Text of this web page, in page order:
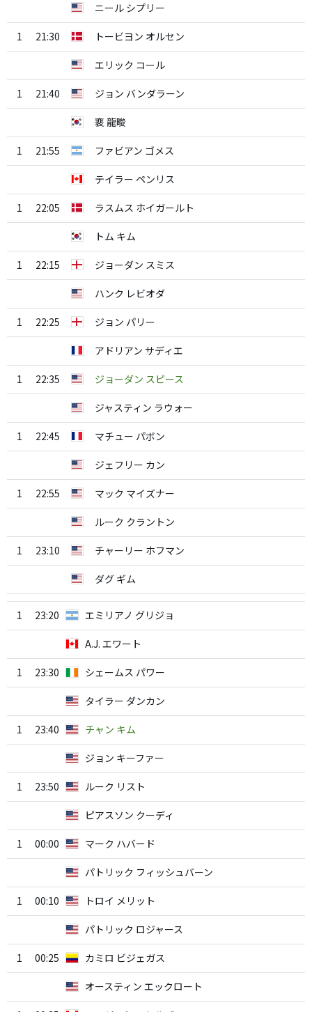
ニール シプリー
1 21:30 トービヨン オルセン
エリック コール
1 21:40 ジョン バンダラーン
裵 龍晙
1 21:55 ファビアン ゴメス
テイラー ペンリス
1 22:05 ラスムス ホイガールト
トム キム
1 22:15 ジョーダン スミス
ハンク レビオダ
1 22:25 ジョン パリー
アドリアン サディエ
1 22:35 ジョーダン スピース
ジャスティン ラウォー
1 22:45 マチュー パボン
ジェフリー カン
1 22:55 マック マイズナー
ルーク クラントン
1 23:10 チャーリー ホフマン
ダグ ギム
1 23:20 エミリアノ グリジョ
A.J. エワート
1 23:30 シェームス パワー
タイラー ダンカン
1 23:40 チャン キム
ジョン キーファー
1 23:50 ルーク リスト
ピアスソン クーディ
1 00:00 マーク ハバード
パトリック フィッシュバーン
1 00:10 トロイ メリット
パトリック ロジャース
1 00:25 カミロ ビジェガス
オースティン エックロート